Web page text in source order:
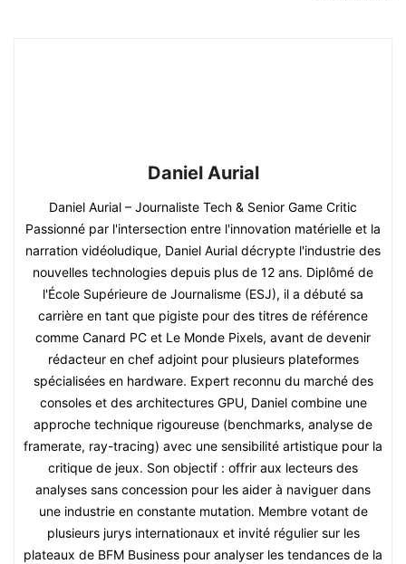
Daniel Aurial
Daniel Aurial – Journaliste Tech & Senior Game Critic
Passionné par l'intersection entre l'innovation matérielle et la
narration vidéoludique, Daniel Aurial décrypte l'industrie des
nouvelles technologies depuis plus de 12 ans. Diplômé de
l'École Supérieure de Journalisme (ESJ), il a débuté sa
carrière en tant que pigiste pour des titres de référence
comme Canard PC et Le Monde Pixels, avant de devenir
rédacteur en chef adjoint pour plusieurs plateformes
spécialisées en hardware. Expert reconnu du marché des
consoles et des architectures GPU, Daniel combine une
approche technique rigoureuse (benchmarks, analyse de
framerate, ray-tracing) avec une sensibilité artistique pour la
critique de jeux. Son objectif : offrir aux lecteurs des
analyses sans concession pour les aider à naviguer dans
une industrie en constante mutation. Membre votant de
plusieurs jurys internationaux et invité régulier sur les
plateaux de BFM Business pour analyser les tendances de la